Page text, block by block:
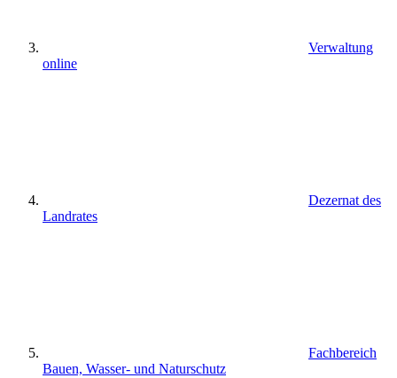
Verwaltung
online
Dezernat des
Landrates
Fachbereich
Bauen, Wasser- und Naturschutz